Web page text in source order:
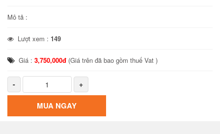
Mô tả :
Lượt xem : 149
Giá : 3,750,000đ (Giá trên đã bao gồm thuế Vat )
- +
MUA NGAY